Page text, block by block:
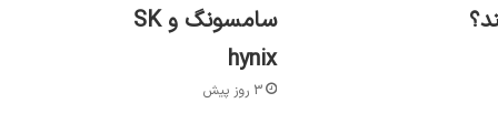
سامسونگ و SK
hynix
3 روز پیش